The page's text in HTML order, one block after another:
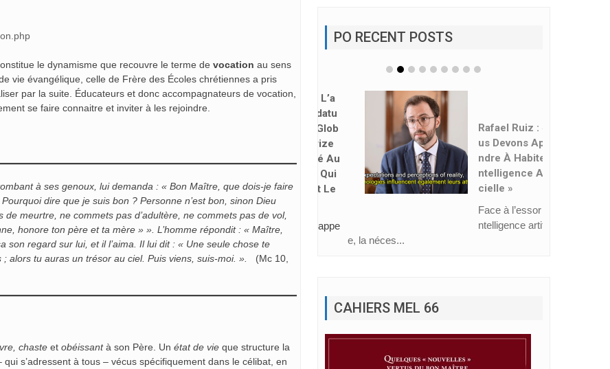
le dynamisme que recouvre le terme de vocation au sens
vie évangélique, celle de Frère des Écoles chrétiennes a pris
par la suite. Éducateurs et donc accompagnateurs de vocation,
se faire connaitre et inviter à les rejoindre.
à ses genoux, lui demanda : « Bon Maître, que dois-je faire
dire que je suis bon ? Personne n’est bon, sinon Dieu
meurtre, ne commets pas d’adultère, ne commets pas de vol,
honore ton père et ta mère » ». L’homme répondit : « Maître,
son regard sur lui, et il l’aima. Il lui dit : « Une seule chose te
; alors tu auras un trésor au ciel. Puis viens, suis-moi. ». (Mc 10,
chaste et obéissantà son Père. Un état de vie que structure la
qui s’adressent à tous – vécus spécifiquement dans le célibat, en
PO RECENT POSTS
Ndre À Habiter L’i
Ntelligence Artifi
Cielle »
Face à l’essor de l’i
ntelligence artificiell